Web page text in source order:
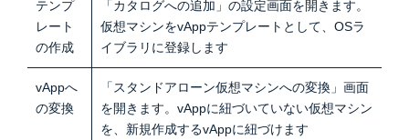
テンプ
レート
の作成
「カタログへの追加」の設定画面を開きます。
仮想マシンをvAppテンプレートとして、OSラ
イブラリに登録します
vAppへ
の変換
「スタンドアローン仮想マシンへの変換」画面
を開きます。vAppに紐づいていない仮想マシン
を、新規作成するvAppに紐づけます